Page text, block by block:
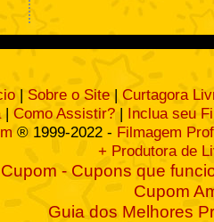
| Sobre o Site | Curtagora
| Como Assistir? | Inclua seu
® 1999-2022 - Filmagem
+ Produtora de
- Cupons que
Cupom
Guia dos Melhores